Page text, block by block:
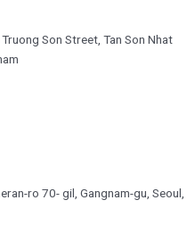
Son Street, Tan Son Nhat
ro 70- gil, Gangnam-gu, Seoul,